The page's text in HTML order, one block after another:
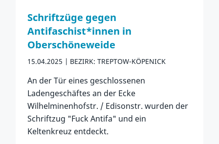
Schriftzüge gegen
Antifaschist*innen in
Oberschöneweide
15.04.2025 BEZIRK: TREPTOW-KÖPENICK
An der Tür eines geschlossenen
Ladengeschäftes an der Ecke
Wilhelminenhofstr. / Edisonstr. wurden der
Schriftzug "Fuck Antifa" und ein
Keltenkreuz entdeckt.